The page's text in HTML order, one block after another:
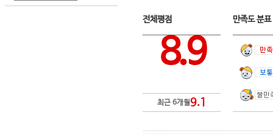
전체평점
8.9
최근 6개월9.1
만족도 분